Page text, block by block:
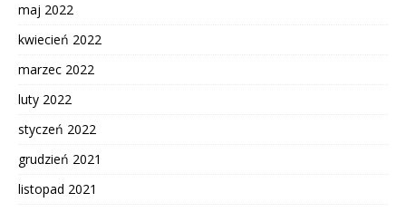
maj 2022
kwiecień 2022
marzec 2022
luty 2022
styczeń 2022
grudzień 2021
listopad 2021